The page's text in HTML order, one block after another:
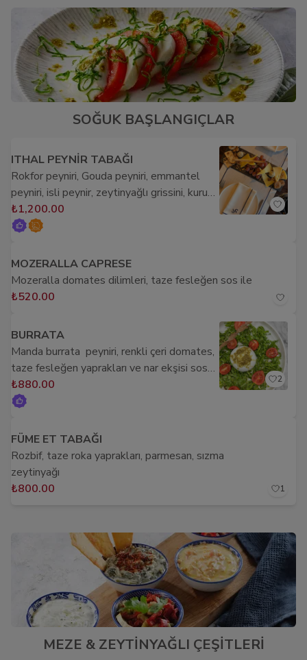
SOĞUK BAŞLANGIÇLAR
ITHAL PEYNİR TABAĞI
Rokfor peyniri, Gouda peyniri, emmantel
peyniri, isli peynir, zeytinyağlı grissini, kuru
kayısı, ceviz, mevsimine göre siyah üzüm
₺1,200.00
MOZERALLA CAPRESE
Mozeralla domates dilimleri, taze fesleğen sos ile
₺520.00
BURRATA
Manda burrata peyniri, renkli çeri domates,
taze fesleğen yaprakları ve nar ekşisi sos
ile
₺880.00 2
FÜME ET TABAĞI
Rozbif, taze roka yaprakları, parmesan, sızma
zeytinyağı
₺800.00
1
MEZE & ZEYTİNYAĞLI ÇEŞİTLERİ